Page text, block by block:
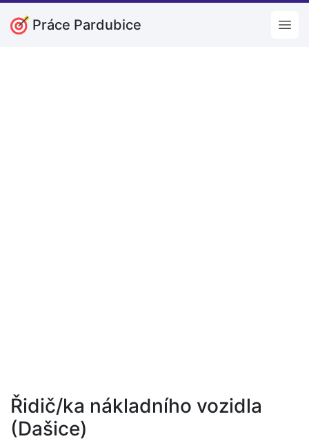
Práce Pardubice
Řidič/ka nákladního vozidla
(Dašice)